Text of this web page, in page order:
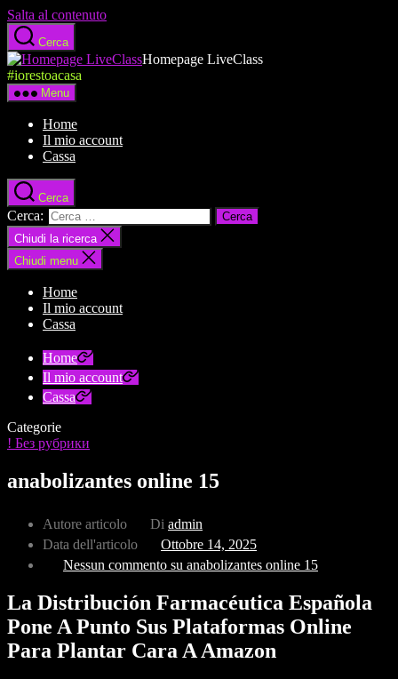
Salta al contenuto
Cerca
Homepage LiveClass
#iorestoacasa
Menu
Home
Il mio account
Cassa
Cerca
Cerca:
Chiudi la ricerca
Chiudi menu
Home
Il mio account
Cassa
Home
Il mio account
Cassa
Categorie
! Без рубрики
ana­bo­lizan­tes onli­ne 15
Autore articolo Di admin
Data dell'articolo
Ottobre 14, 2025
Nessun commento su ana­bo­lizan­tes onli­ne 15
La Distribución Farmacéutica Española
Pone A Punto Sus Plataformas Online
Para Plantar Cara A Amazon